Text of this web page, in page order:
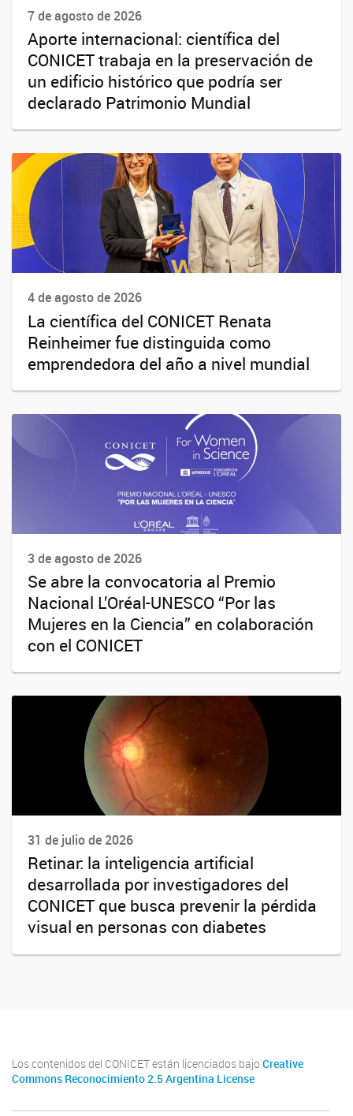
7 de agosto de 2026
Aporte internacional: científica del
CONICET trabaja en la preservación de
un edificio histórico que podría ser
declarado Patrimonio Mundial
4 de agosto de 2026
La científica del CONICET Renata
Reinheimer fue distinguida como
emprendedora del año a nivel mundial
3 de agosto de 2026
Se abre la convocatoria al Premio
Nacional L’Oréal-UNESCO “Por las
Mujeres en la Ciencia” en colaboración
con el CONICET
31 de julio de 2026
Retinar: la inteligencia artificial
desarrollada por investigadores del
CONICET que busca prevenir la pérdida
visual en personas con diabetes
Los contenidos del CONICET están licenciados bajo Creative
Commons Reconocimiento 2.5 Argentina License